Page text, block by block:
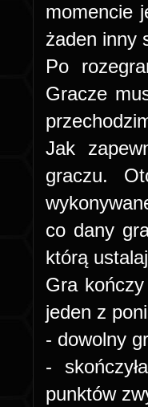
momencie
żaden inny
Po
Gracze
Jak
graczu.
co dany
którą
Gra
jeden z
- dowolny
-
punktów